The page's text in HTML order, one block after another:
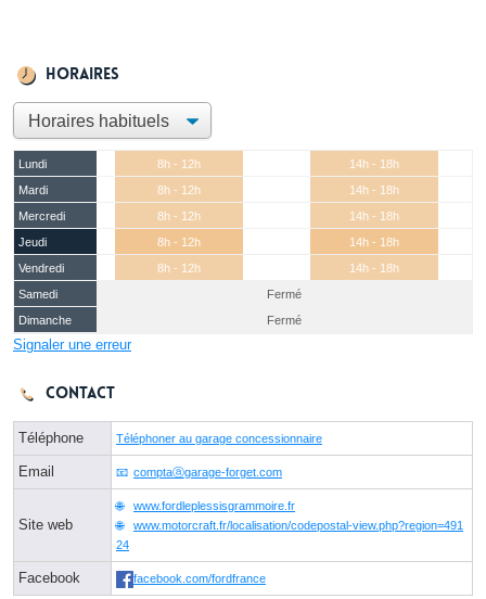
Horaires
Lundi 8h - 12h
14h - 18h
Mardi
8h - 12h
14h - 18h
Mercredi
8h - 12h
14h - 18h
Jeudi
8h - 12h
14h - 18h
Vendredi
8h - 12h
14h - 18h
Samedi
Fermé
Dimanche
Fermé
Signaler une erreur
Contact
Téléphone Téléphoner au garage concessionnaire
Email comptaⓐgarage-forget.com
Site web
www.fordleplessisgrammoire.fr
www.motorcraft.fr/localisation/codepostal-view.php?region=491
24
Facebook facebook.com/fordfrance